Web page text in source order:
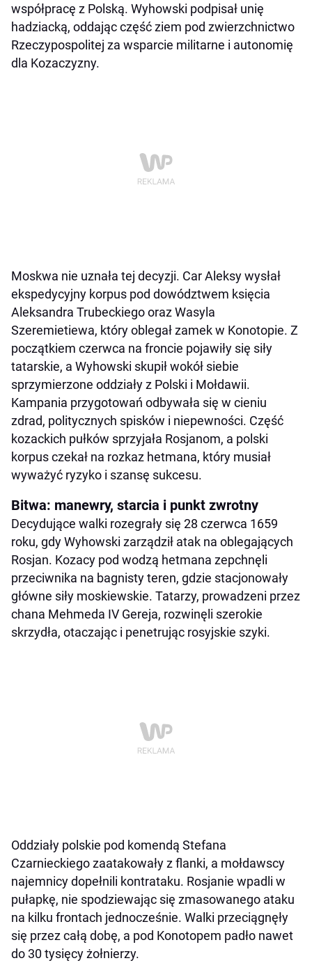
współpracę z Polską. Wyhowski podpisał unię
hadziacką, oddając część ziem pod zwierzchnictwo
Rzeczypospolitej za wsparcie militarne i autonomię
dla Kozaczyzny.
Moskwa nie uznała tej decyzji. Car Aleksy wysłał
ekspedycyjny korpus pod dowództwem księcia
Aleksandra Trubeckiego oraz Wasyla
Szeremietiewa, który oblegał zamek w Konotopie. Z
początkiem czerwca na froncie pojawiły się siły
tatarskie, a Wyhowski skupił wokół siebie
sprzymierzone oddziały z Polski i Mołdawii.
Kampania przygotowań odbywała się w cieniu
zdrad, politycznych spisków i niepewności. Część
kozackich pułków sprzyjała Rosjanom, a polski
korpus czekał na rozkaz hetmana, który musiał
wyważyć ryzyko i szansę sukcesu.
Bitwa: manewry, starcia i punkt zwrotny
Decydujące walki rozegrały się 28 czerwca 1659
roku, gdy Wyhowski zarządził atak na oblegających
Rosjan. Kozacy pod wodzą hetmana zepchnęli
przeciwnika na bagnisty teren, gdzie stacjonowały
główne siły moskiewskie. Tatarzy, prowadzeni przez
chana Mehmeda IV Gereja, rozwinęli szerokie
skrzydła, otaczając i penetrując rosyjskie szyki.
Oddziały polskie pod komendą Stefana
Czarnieckiego zaatakowały z flanki, a mołdawscy
najemnicy dopełnili kontrataku. Rosjanie wpadli w
pułapkę, nie spodziewając się zmasowanego ataku
na kilku frontach jednocześnie. Walki przeciągnęły
się przez całą dobę, a pod Konotopem padło nawet
do 30 tysięcy żołnierzy.